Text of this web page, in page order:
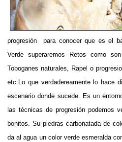
progresión para conocer que es el
Verde superaremos Retos como
Toboganes naturales, Rapel o
etc.Lo que verdadereamente lo hace
escenario donde sucede. Es un
las técnicas de progresión podemos
bonitos. Su piedras carbonatada de
da al agua un color verde esmeralda